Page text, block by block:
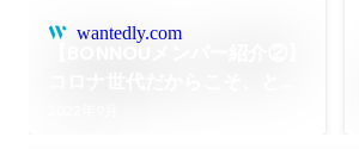
wantedly.com